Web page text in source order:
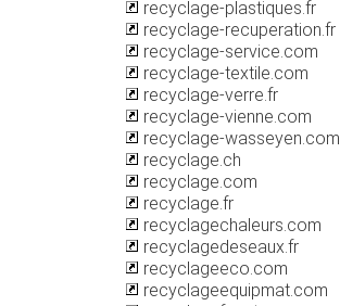
recyclage-plastiques.fr
recyclage-recuperation.fr
recyclage-service.com
recyclage-textile.com
recyclage-verre.fr
recyclage-vienne.com
recyclage-wasseyen.com
recyclage.ch
recyclage.com
recyclage.fr
recyclagechaleurs.com
recyclagedeseaux.fr
recyclageeco.com
recyclageequipmat.com